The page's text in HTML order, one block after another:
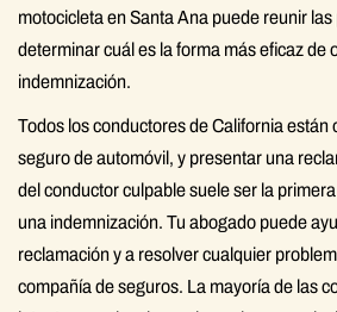
motocicleta en Santa Ana puede reunir
determinar cuál es la forma más eficaz de
indemnización.
Todos los conductores de California están
seguro de automóvil, y presentar una
del conductor culpable suele ser la
una indemnización. Tu abogado puede
reclamación y a resolver cualquier
compañía de seguros. La mayoría de las